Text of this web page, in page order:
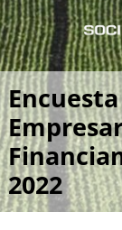
Eventos
2022